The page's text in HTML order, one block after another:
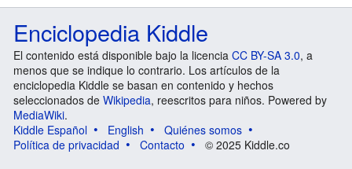
Enciclopedia Kiddle
El contenido está disponible bajo la licencia CC BY-SA 3.0, a
menos que se indique lo contrario. Los artículos de la
enciclopedia Kiddle se basan en contenido y hechos
seleccionados de Wikipedia, reescritos para niños. Powered by
MediaWiki.
Kiddle Español
English
Quiénes somos
Política de privacidad
Contacto © 2025 Kiddle.co